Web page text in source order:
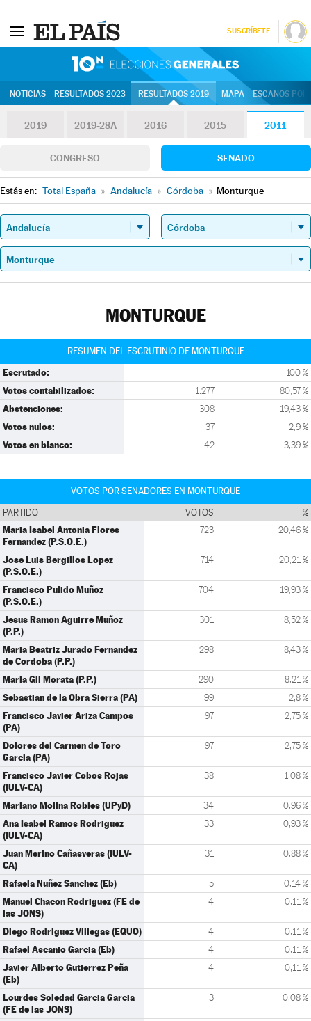
SUSCRÍBETE
NOTICIAS RESULTADOS 2023 RESULTADOS 2019 MAPA ESCAÑOS
2019 2019-28A 2016 2015 2011
CONGRESO SENADO
Estás en: Total España » Andalucía » Córdoba » Monturque
MONTURQUE
RESUMEN DEL ESCRUTINIO DE MONTURQUE
Escrutado: 100 %
Votos contabilizados: 1.277 80,57 %
Abstenciones: 308 19,43 %
Votos nulos: 37 2,9 %
Votos en blanco: 42 3,39 %
VOTOS POR SENADORES EN MONTURQUE
PARTIDO VOTOS %
Maria Isabel Antonia Flores
Fernandez (P.S.O.E.)
723 20,46 %
Jose Luis Bergillos Lopez
(P.S.O.E.)
714 20,21 %
Francisco Pulido Muñoz
(P.S.O.E.)
704 19,93 %
Jesus Ramon Aguirre Muñoz
(P.P.)
301 8,52 %
Maria Beatriz Jurado Fernandez
de Cordoba (P.P.)
298 8,43 %
Maria Gil Morata (P.P.) 290 8,21 %
Sebastian de la Obra Sierra (PA) 99 2,8 %
Francisco Javier Ariza Campos
(PA)
97 2,75 %
Dolores del Carmen de Toro
Garcia (PA)
97 2,75 %
Francisco Javier Cobos Rojas
(IULV-CA)
38 1,08 %
Mariano Molina Robles (UPyD) 34 0,96 %
Ana Isabel Ramos Rodriguez
(IULV-CA)
33 0,93 %
Juan Merino Cañasveras (IULV-
CA)
31 0,88 %
Rafaela Nuñez Sanchez (Eb) 5 0,14 %
Manuel Chacon Rodriguez (FE de
las JONS)
4 0,11 %
Diego Rodriguez Villegas (EQUO) 4 0,11 %
Rafael Ascanio Garcia (Eb) 4 0,11 %
Javier Alberto Gutierrez Peña
(Eb)
4 0,11 %
Lourdes Soledad Garcia Garcia
(FE de las JONS)
3 0,08 %